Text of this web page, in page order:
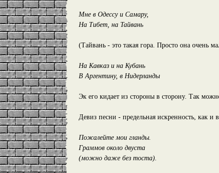
Мне в Одессу и Самару,
На Тибет, на Тайвань
(Тайвань - это такая гора. Просто она очень
На Кавказ и на Кубань
В Аргентину, в Нидерланды
Эк его кидает из стороны в сторону. Так
Девиз песни - предельная искренность, как и
Пожалейте мои гланды.
Граммов около двуста
(можно даже без тоста).